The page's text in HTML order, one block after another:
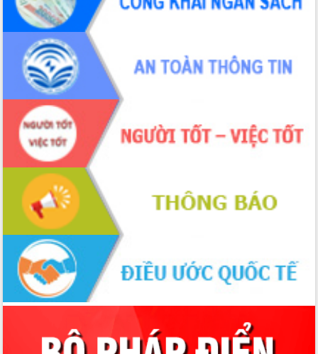
Đánh giá, rút kinh nghiệm công tác tổ
chức diễn tập trước ngày bầu cử
Chương trình “Gặp gỡ hữu nghị –
Friendship Meeting New Year 2026”
Bầu cử Quốc hội và HĐND: Cử tri Đắk
Lắk gửi gắm niềm tin, kỳ vọng vào lá
phiếu
Đắk Lắk sẵn sàng các điều kiện cho
Ngày hội bầu cử đại biểu Quốc hội
khóa XVI và HĐND các cấp nhiệm kỳ
2026-2031
Đảm bảo cuộc bầu cử đại biểu Quốc
hội và đại biểu HĐND các cấp diễn ra
an toàn, hiệu quả, đúng quy định
Thủ tướng Chính phủ Phạm Minh Chính
kiểm tra, chỉ đạo hoàn thành các dự
án cao tốc và thăm khu tái định cư tại
Đắk Lắk
Sôi nổi Hội đua ngựa truyền thống Gò
Thì Thùng mừng Xuân Bính Ngọ 2026
Lãnh đạo tỉnh dâng hương tưởng niệm
tại Đập Đồng Cam đầu Xuân Bính Ngọ
Ngành nông nghiệp phấn đấu tăng